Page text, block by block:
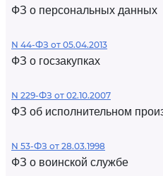
ФЗ о персональных данных
N 44-ФЗ от 05.04.2013
ФЗ о госзакупках
N 229-ФЗ от 02.10.2007
ФЗ об исполнительном
N 53-ФЗ от 28.03.1998
ФЗ о воинской службе